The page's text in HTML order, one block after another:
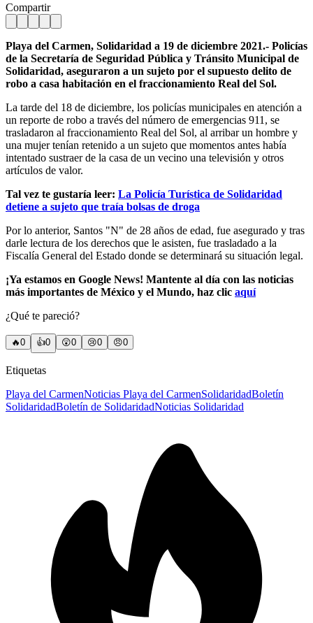
Compartir
Playa del Carmen, Solidaridad a 19 de diciembre 2021.- Policías
de la Secretaría de Seguridad Pública y Tránsito Municipal de
Solidaridad, aseguraron a un sujeto por el supuesto delito de
robo a casa habitación en el fraccionamiento Real del Sol.
La tarde del 18 de diciembre, los policías municipales en atención a
un reporte de robo a través del número de emergencias 911, se
trasladaron al fraccionamiento Real del Sol, al arribar un hombre y
una mujer tenían retenido a un sujeto que momentos antes había
intentado sustraer de la casa de un vecino una televisión y otros
artículos de valor.
Tal vez te gustaría leer: La Policía Turística de Solidaridad
detiene a sujeto que traía bolsas de droga
Por lo anterior, Santos "N" de 28 años de edad, fue asegurado y tras
darle lectura de los derechos que le asisten, fue trasladado a la
Fiscalía General del Estado donde se determinará su situación legal.
¡Ya estamos en Google News! Mantente al día con las noticias
más importantes de México y el Mundo, haz clic aquí
¿Qué te pareció?
🔥0 👍0 😲0 😢0 😠0
Etiquetas
Playa del CarmenNoticias Playa del CarmenSolidaridadBoletín
SolidaridadBoletín de SolidaridadNoticias Solidaridad